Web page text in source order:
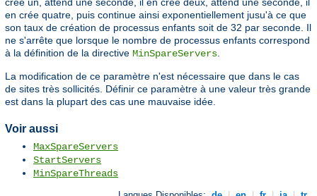
en crée quatre, puis continue ainsi exponentiellement jusu'à ce que
son taux de création de processus enfants soit de 32 par seconde. Il
ne s'arrête que lorsque le nombre de processus enfants correspond
à la définition de la directive MinSpareServers
La modification de ce paramètre n'est nécessaire que dans le cas
de sites très sollicités. Définir ce paramètre à une valeur très grande
est dans la plupart des cas une mauvaise idée.
Voir aussi
MaxSpareServers
StartServers
MinSpareThreads